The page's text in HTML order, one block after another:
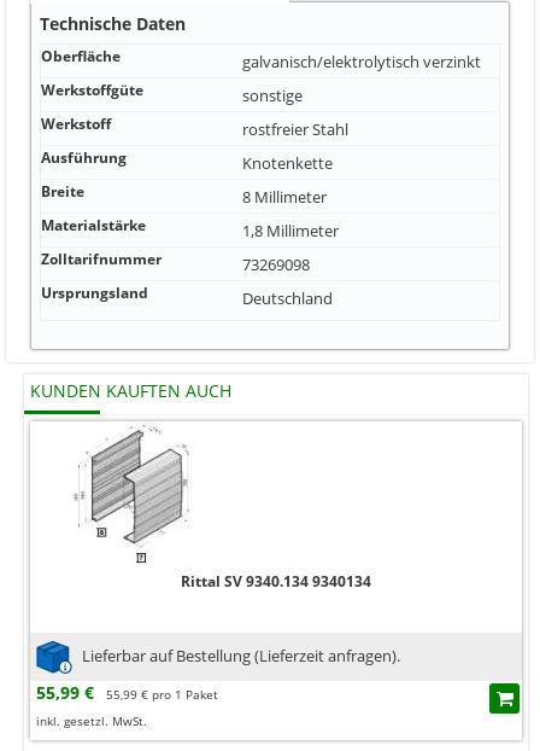
Technische Daten
Oberfläche galvanisch/elektrolytisch verzinkt
Werkstoffgüte sonstige
Werkstoff rostfreier Stahl
Ausführung Knotenkette
Breite 8 Millimeter
Materialstärke 1,8 Millimeter
Zolltarifnummer 73269098
Ursprungsland Deutschland
KUNDEN KAUFTEN AUCH
Rittal SV 9340.134 9340134
Lieferbar auf Bestellung (Lieferzeit anfragen).
55,99 €
55,99 € pro 1 Paket
inkl. gesetzl. MwSt.